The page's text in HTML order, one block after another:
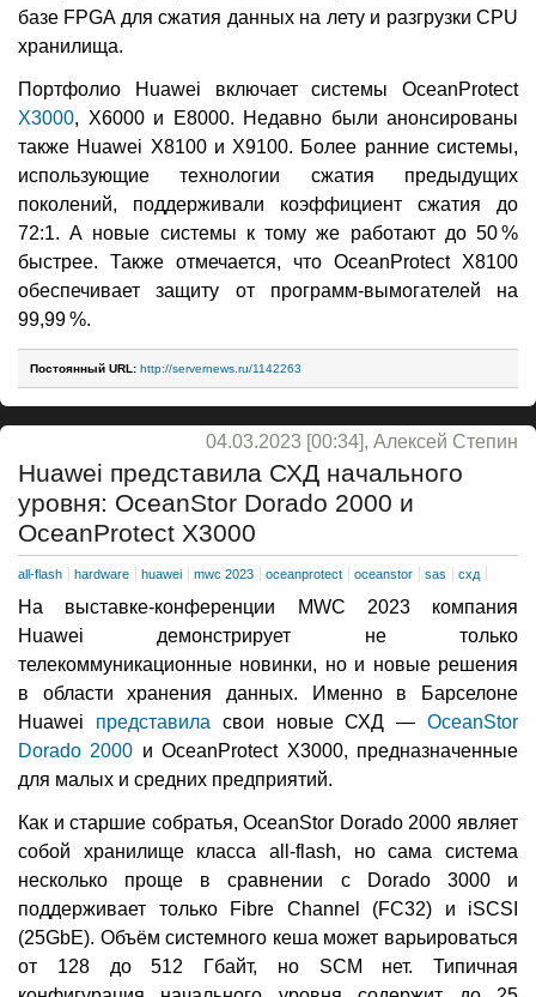
базе FPGA для сжатия данных на лету и разгрузки CPU
хранилища.
Портфолио Huawei включает системы OceanProtect
X3000, X6000 и E8000. Недавно были анонсированы
также Huawei X8100 и X9100. Более ранние системы,
использующие технологии сжатия предыдущих
поколений, поддерживали коэффициент сжатия до
72:1. А новые системы к тому же работают до 50 %
быстрее. Также отмечается, что OceanProtect X8100
обеспечивает защиту от программ-вымогателей на
99,99 %.
Постоянный URL: http://servernews.ru/1142263
04.03.2023 [00:34], Алексей Степин
Huawei представила СХД начального
уровня: OceanStor Dorado 2000 и
OceanProtect X3000
all-flash hardware huawei mwc 2023 oceanprotect oceanstor sas схд
На выставке-конференции MWC 2023 компания
Huawei демонстрирует не только
телекоммуникационные новинки, но и новые решения
в области хранения данных. Именно в Барселоне
Huawei представила свои новые СХД —OceanStor
Dorado 2000 и OceanProtect X3000, предназначенные
для малых и средних предприятий.
Как и старшие собратья, OceanStor Dorado 2000 являет
собой хранилище класса all-flash, но сама система
несколько проще в сравнении с Dorado 3000 и
поддерживает только Fibre Channel (FC32) и iSCSI
(25GbE). Объём системного кеша может варьироваться
от 128 до 512 Гбайт, но SCM нет. Типичная